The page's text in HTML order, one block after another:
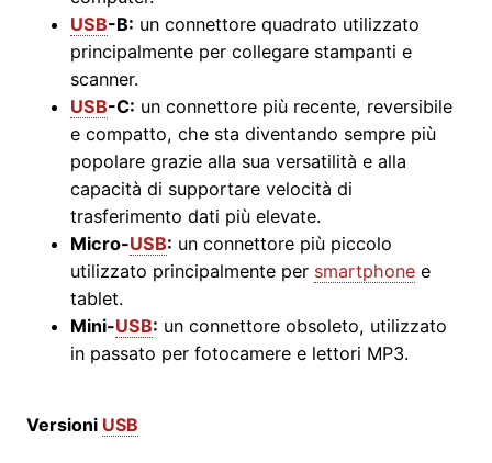
USB-B: un connettore quadrato utilizzato
principalmente per collegare stampanti e
scanner.
USB-C: un connettore più recente, reversibile
e compatto, che sta diventando sempre più
popolare grazie alla sua versatilità e alla
capacità di supportare velocità di
trasferimento dati più elevate.
Micro-USB: un connettore più piccolo
utilizzato principalmente per smartphone e
tablet.
Mini-USB: un connettore obsoleto, utilizzato
in passato per fotocamere e lettori MP3.
Versioni USB